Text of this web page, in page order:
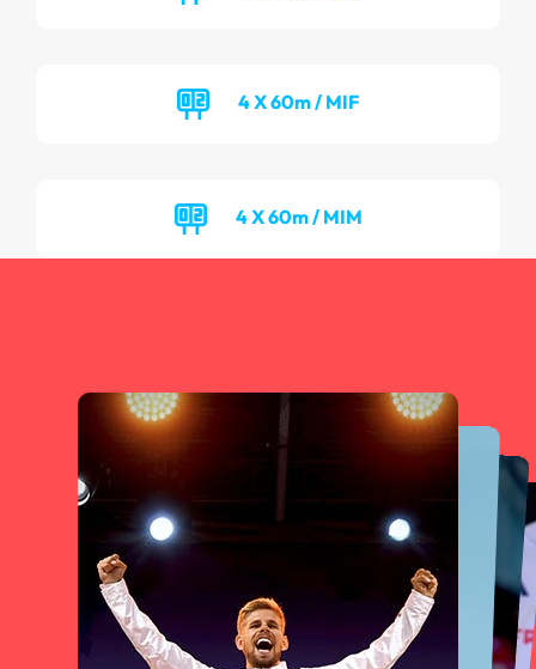
4 X 60m / MIF
4 X 60m / MIM